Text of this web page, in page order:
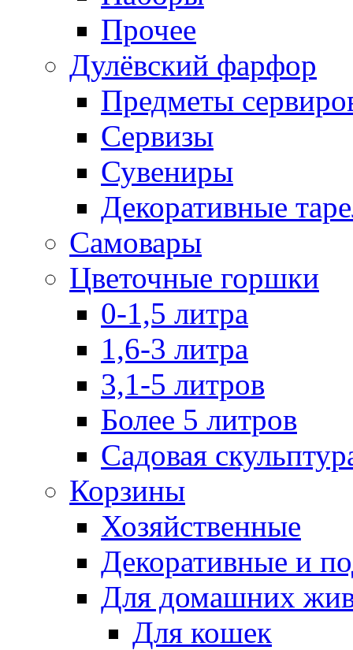
Прочее
Дулёвский фарфор
Предметы
Сервизы
Сувениры
Декоративные
Самовары
Цветочные горшки
0-1,5 литра
1,6-3 литра
3,1-5 литров
Более 5 литров
Садовая
Корзины
Хозяйственные
Декоративные и
Для домашних
Для кошек